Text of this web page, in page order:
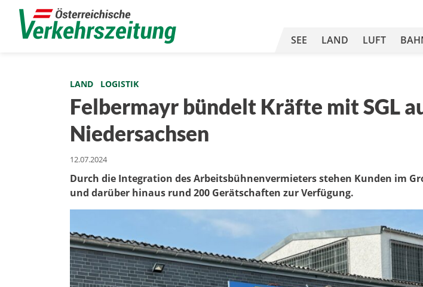
SEE LAND LUFT
LAND LOGISTIK
Felbermayr bündelt Kräfte mit SGL
Niedersachsen
12.07.2024
Durch die Integration des Arbeitsbühnenvermieters stehen Kunden im
und darüber hinaus rund 200 Gerätschaften zur Verfügung.